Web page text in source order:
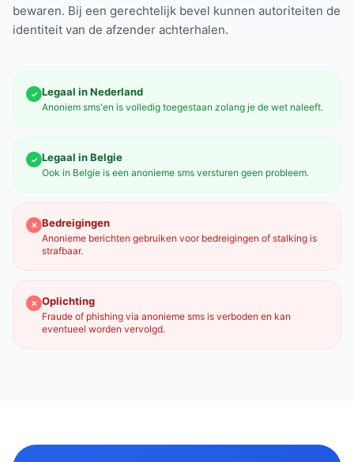
bewaren. Bij een gerechtelijk bevel kunnen autoriteiten de
identiteit van de afzender achterhalen.
✓ Legaal in Nederland
Anoniem sms'en is volledig toegestaan zolang je de wet naleeft.
✓ Legaal in Belgie
Ook in Belgie is een anonieme sms versturen geen probleem.
✕ Bedreigingen
Anonieme berichten gebruiken voor bedreigingen of stalking is
strafbaar.
✕ Oplichting
Fraude of phishing via anonieme sms is verboden en kan
eventueel worden vervolgd.